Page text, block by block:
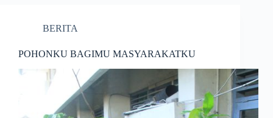
BERITA
POHONKU BAGIMU MASYARAKATKU